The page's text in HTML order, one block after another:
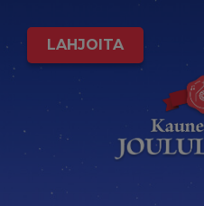
LAHJOITA